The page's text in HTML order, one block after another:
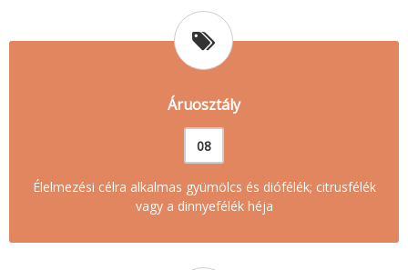
Áruosztály
08
Élelmezési célra alkalmas gyümölcs és diófélék; citrusfélék
vagy a dinnyefélék héja